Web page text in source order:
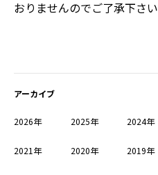
おりませんのでご了承下さい
アーカイブ
2026年 2025年 2024年
2021年 2020年 2019年